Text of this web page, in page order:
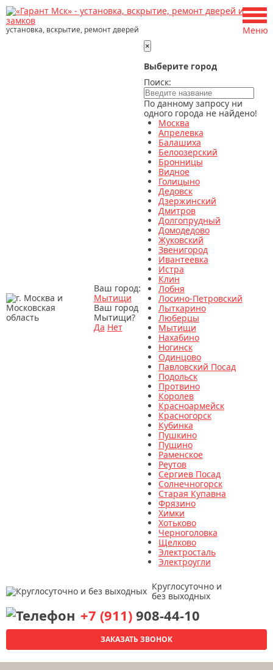
установка, вскрытие, ремонт дверей
Ваш город:
Мытищи
Ваш город
Мытищи?
Да Нет
×
Выберите город
Поиск:
По данному запросу ни
одного города не найдено!
Москва
Апрелевка
Балашиха
Белоозерский
Бронницы
Видное
Голицыно
Дедовск
Дзержинский
Дмитров
Долгопрудный
Домодедово
Жуковский
Звенигород
Ивантеевка
Истра
Клин
Лобня
Лосино-Петровский
Лыткарино
Люберцы
Мытищи
Нахабино
Ногинск
Одинцово
Павловский Посад
Подольск
Протвино
Королев
Красноармейск
Красногорск
Кубинка
Пушкино
Пущино
Раменское
Реутов
Сергиев Посад
Солнечногорск
Старая Купавна
Фрязино
Химки
Хотьково
Черноголовка
Щелково
Электросталь
Электроугли
Круглосуточно и
без выходных
+7 (911) 908-44-10
ЗАКАЗАТЬ ЗВОНОК
Меню